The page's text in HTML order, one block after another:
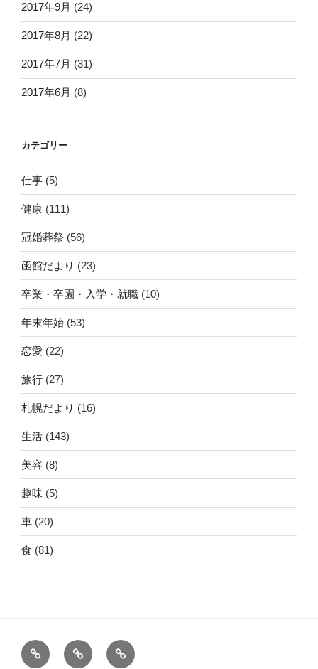
2017年9月 (24)
2017年8月 (22)
2017年7月 (31)
2017年6月 (8)
カテゴリー
仕事 (5)
健康 (111)
冠婚葬祭 (56)
函館だより (23)
卒業・卒園・入学・就職 (10)
年末年始 (53)
恋愛 (22)
旅行 (27)
札幌だより (16)
生活 (143)
美容 (8)
趣味 (5)
車 (20)
食 (81)
ホ
運
こ